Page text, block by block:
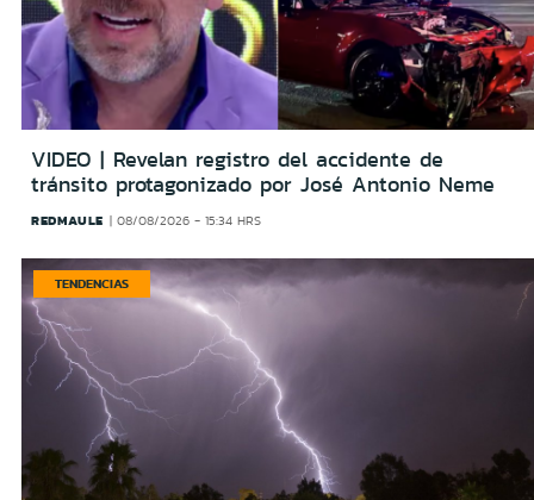
VIDEO | Revelan registro del accidente de
tránsito protagonizado por José Antonio Neme
REDMAULE 08/08/2026 - 15:34 HRS
TENDENCIAS